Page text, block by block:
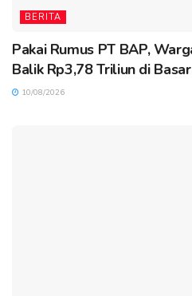
BERITA
Pakai Rumus PT BAP,
Balik Rp3,78 Triliun di
10/08/2026